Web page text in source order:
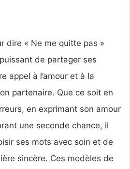
dire « Ne me quitte pas »
de partager ses
appel à l’amour et à la
partenaire. Que ce soit en
en exprimant son amour
une seconde chance, il
ses mots avec soin et de
sincère. Ces modèles de